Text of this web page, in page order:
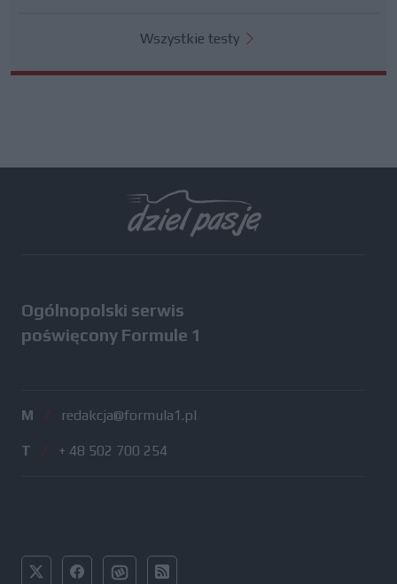
Wszystkie testy
Ogólnopolski serwis
poświęcony Formule 1
M / redakcja@formula1.pl
T / + 48 502 700 254